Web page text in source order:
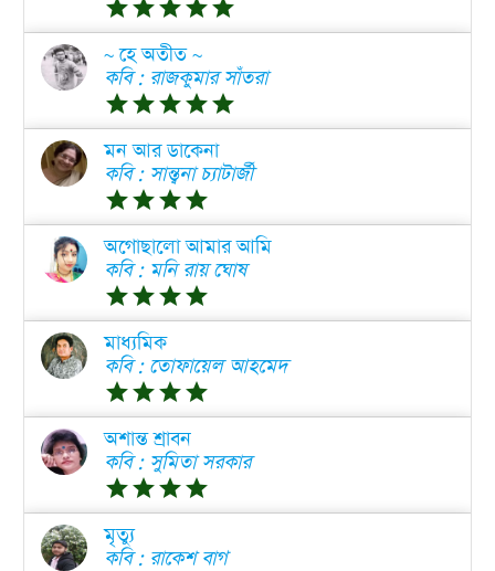
gradegradegradegradegrade
~ হে অতীত ~
কবি : রাজকুমার সাঁতরা
gradegradegradegradegrade
মন আর ডাকেনা
কবি : সান্ত্বনা চ্যাটার্জী
gradegradegradegrade
অগোছালো আমার আমি
কবি : মনি রায় ঘোষ
gradegradegradegrade
মাধ্যমিক
কবি : তোফায়েল আহমেদ
gradegradegradegrade
অশান্ত শ্রাবন
কবি : সুমিতা সরকার
gradegradegradegrade
মৃত্যু
কবি : রাকেশ বাগ